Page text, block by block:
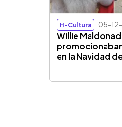
H-Cultura 05-
Willie
en la Navidad